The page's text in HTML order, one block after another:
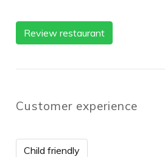
Review restaurant
Customer experience
Child friendly